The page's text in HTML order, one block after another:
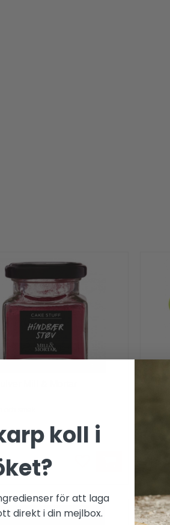
koll i
för att laga
direkt i din mejlbox.